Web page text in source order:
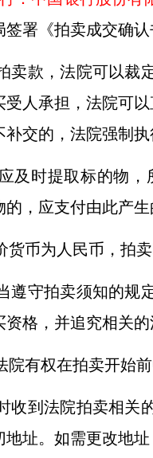
署《拍卖成交确
卖款，法院可以裁
人承担，法院可
交的，法院强制执
及时提取标的物
，应支付由此产
货币为人民币，拍
遵守拍卖须知的规
格，并追究相关的
有权在拍卖开始
收到法院拍卖相关
址。如需更改地